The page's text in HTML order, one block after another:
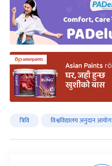
त्रिवि विश्वविद्यालय अनुदान आयोग